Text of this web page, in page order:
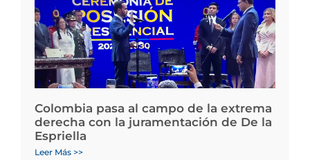
Colombia pasa al campo de la extrema
derecha con la juramentación de De la
Espriella
Leer Más >>